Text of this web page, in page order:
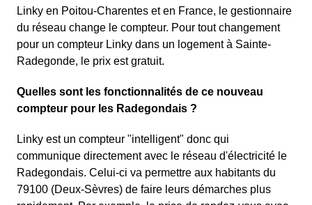
Linky en Poitou-Charentes et en France, le gestionnaire
du réseau change le compteur. Pour tout changement
pour un compteur Linky dans un logement à Sainte-
Radegonde, le prix est gratuit.
Quelles sont les fonctionnalités de ce nouveau
compteur pour les Radegondais ?
Linky est un compteur "intelligent" donc qui
communique directement avec le réseau d'électricité le
Radegondais. Celui-ci va permettre aux habitants du
79100 (Deux-Sèvres) de faire leurs démarches plus